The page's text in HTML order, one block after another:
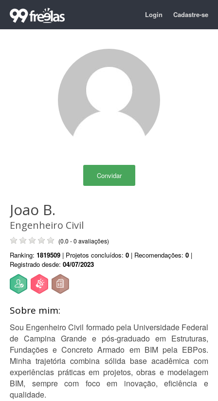
Login Cadastre-se
Convidar
Joao B.
Engenheiro Civil
(0.0 - 0 avaliações)
Ranking: 1819509 | Projetos concluídos: 0 | Recomendações: 0 |
Registrado desde: 04/07/2023
Sobre mim:
Sou Engenheiro Civil formado pela Universidade Federal
de Campina Grande e pós-graduado em Estruturas,
Fundações e Concreto Armado em BIM pela EBPos.
Minha trajetória combina sólida base acadêmica com
experiências práticas em projetos, obras e modelagem
BIM, sempre com foco em inovação, eficiência e
qualidade.